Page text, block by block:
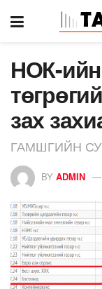
НОК-ийн
зах
ГАМШГИЙН
BY ADMIN